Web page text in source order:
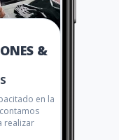
&
en la
realizar